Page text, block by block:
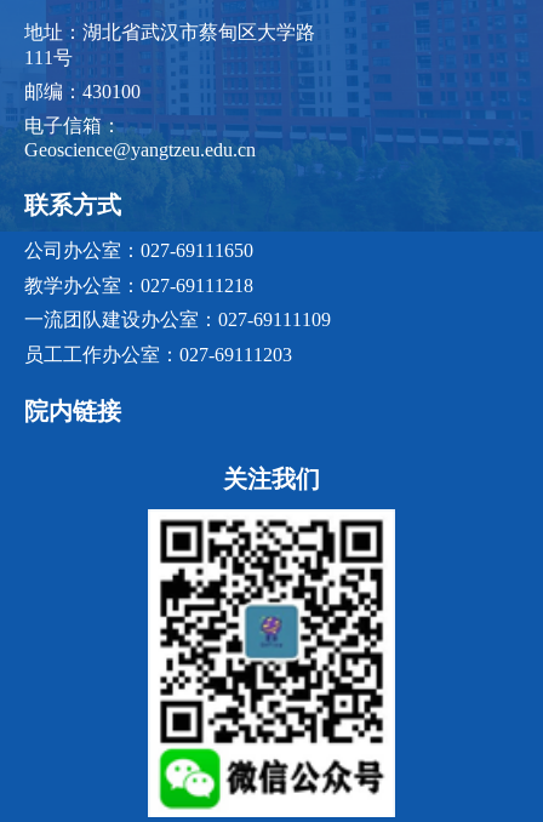
地址：湖北省武汉市蔡甸区大学路
111号
邮编：430100
电子信箱：
Geoscience@yangtzeu.edu.cn
联系方式
公司办公室：027-69111650
教学办公室：027-69111218
一流团队建设办公室：027-69111109
员工工作办公室：027-69111203
院内链接
关注我们